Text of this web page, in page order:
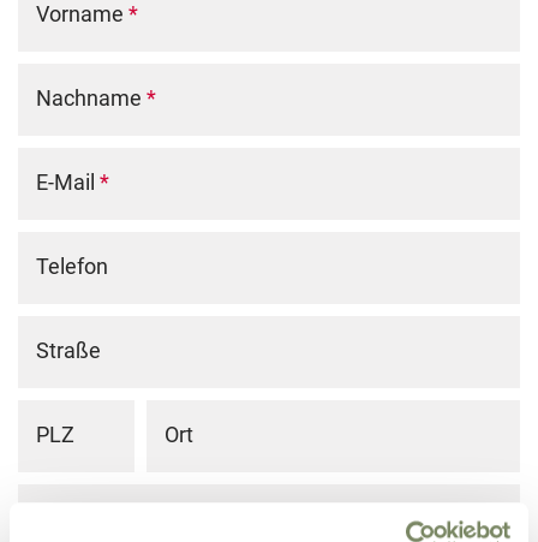
Vorname *
Nachname *
E-Mail *
Telefon
Straße
PLZ Ort